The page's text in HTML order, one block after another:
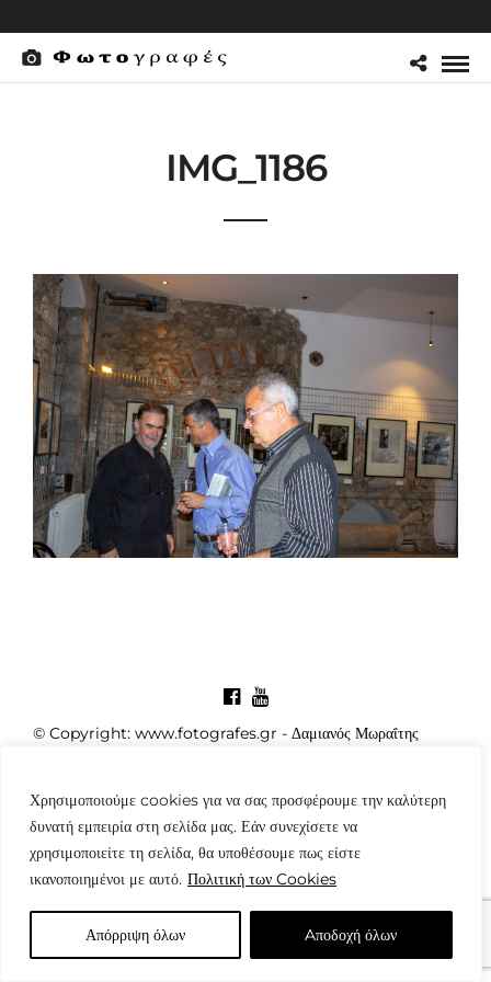
Χρησιμοποιούμε cookies για να σας προσφέρουμε την καλύτερη
δυνατή εμπειρία στη σελίδα μας. Εάν συνεχίσετε να
χρησιμοποιείτε τη σελίδα, θα υποθέσουμε πως είστε
ικανοποιημένοι με αυτό. Πολιτική των Cookies
Απόρριψη όλων Aποδοχή όλων
IMG_1186
© Copyright: www.fotografes.gr - Δαμιανός Μωραΐτης